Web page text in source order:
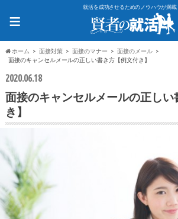
就活を成功させるためのノウハウが満載
≡
ホーム 面接対策 面接のマナー
面接のメール
面接のキャンセルメールの正しい書き方【例文付き】
2020.06.18
面接のキャンセルメールの正しい
き】